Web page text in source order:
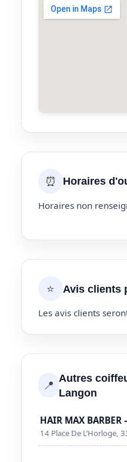
⏰ Horaires
Horaires non
⭐ Avis clients
Les avis clients
📍 Autres
Langon
HAIR MAX
14 Place De L’Horloge,